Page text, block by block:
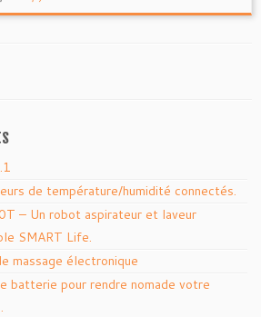
de température/humidité connectés.
– Un robot aspirateur et laveur
SMART Life.
massage électronique
batterie pour rendre nomade votre